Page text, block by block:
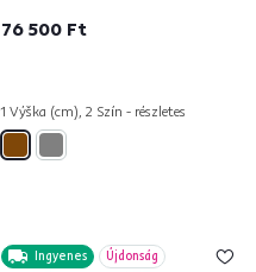
76 500 Ft
1 Výška (cm), 2 Szín - részletes
Ingyenes Újdonság